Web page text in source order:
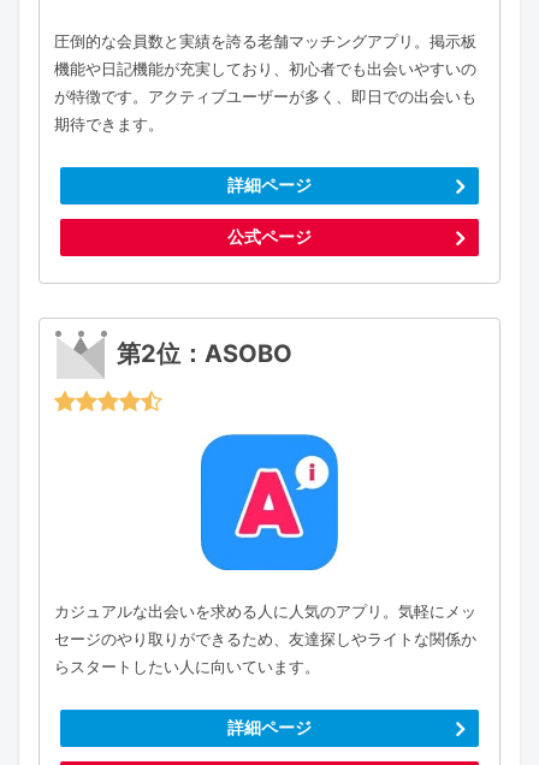
圧倒的な会員数と実績を誇る老舗マッチングアプリ。掲示板
機能や日記機能が充実しており、初心者でも出会いやすいの
が特徴です。アクティブユーザーが多く、即日での出会いも
期待できます。
詳細ページ
公式ページ
第2位：ASOBO
カジュアルな出会いを求める人に人気のアプリ。気軽にメッ
セージのやり取りができるため、友達探しやライトな関係か
らスタートしたい人に向いています。
詳細ページ